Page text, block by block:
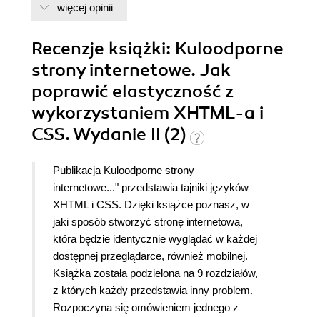
więcej opinii
Recenzje książki: Kuloodporne
strony internetowe. Jak
poprawić elastyczność z
wykorzystaniem XHTML-a i
CSS. Wydanie II (2)
Publikacja Kuloodporne strony
internetowe..." przedstawia tajniki języków
XHTML i CSS. Dzięki książce poznasz, w
jaki sposób stworzyć stronę internetową,
która będzie identycznie wyglądać w każdej
dostępnej przeglądarce, również mobilnej.
Książka została podzielona na 9 rozdziałów,
z których każdy przedstawia inny problem.
Rozpoczyna się omówieniem jednego z